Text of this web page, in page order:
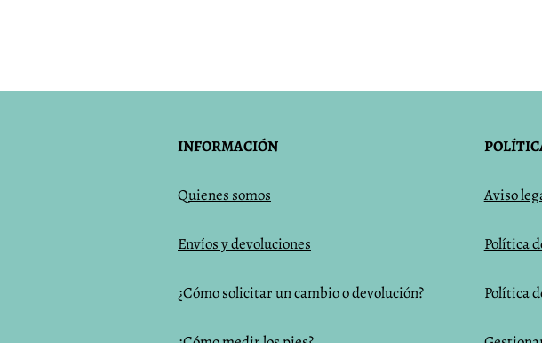
INFORMACIÓN
Quienes somos
Envíos y devoluciones
¿Cómo solicitar un cambio o devolución?
Aviso
Política
Política